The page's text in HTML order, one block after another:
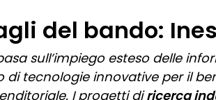
del bando:
sull’impiego esteso delle
di tecnologie innovative per il
I progetti diricerca